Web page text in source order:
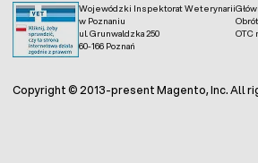
Wojewódzki Inspektorat Weterynarii
w Poznaniu
ul. Grunwaldzka 250
60-166 Poznań
OTC
Copyright © 2013-present Magento, Inc. All